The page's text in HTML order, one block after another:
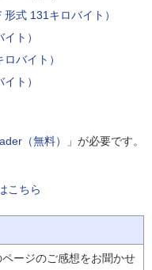
式 131キロバイト）
ト）
バイト）
ト）
（無料） 」が必要です。
こちら
ージのご感想をお聞かせ